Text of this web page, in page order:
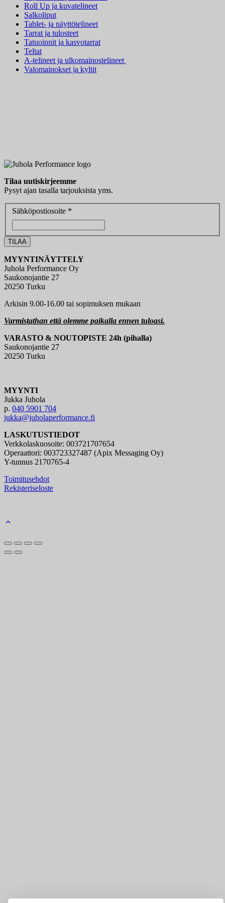
Roll Up ja kuvatelineet
Salkoliput
Tablet- ja näyttötelineet
Tarrat ja tulosteet
Tatuoinnit ja kasvotarrat
Teltat
A-telineet ja ulkomainostelineet
Valomainokset ja kyltit
Tilaa uutiskirjeemme
Pysyt ajan tasalla tarjouksista yms.
Sähköpostiosoite *
MYYNTINÄYTTELY
Juhola Performance Oy
Saukonojantie 27
20250 Turku
Arkisin 9.00-16.00 tai sopimuksen mukaan
Varmistathan että olemme paikalla ennen tuloasi.
VARASTO & NOUTOPISTE 24h (pihalla)
Saukonojantie 27
20250 Turku
MYYNTI
Jukka Juhola
p. 040 5901 704
jukka@juholaperformance.fi
LASKUTUSTIEDOT
Verkkolaskuosoite: 003721707654
Operaattori: 003723327487 (Apix Messaging Oy)
Y-tunnus 2170765-4
Toimitusehdot
Rekisteriseloste
Back
top